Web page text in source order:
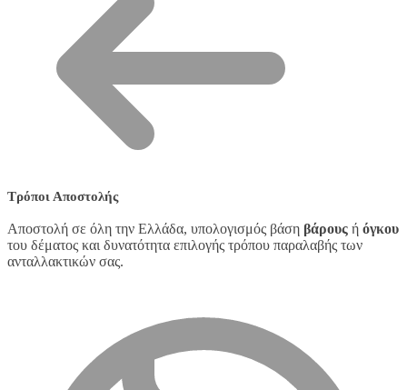
Τρόποι Αποστολής
Αποστολή σε όλη την Ελλάδα, υπολογισμός βάση βάρους ή όγκου
του δέματος και δυνατότητα επιλογής τρόπου παραλαβής των
ανταλλακτικών σας.